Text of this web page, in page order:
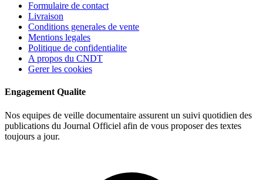
Formulaire de contact
Livraison
Conditions generales de vente
Mentions legales
Politique de confidentialite
A propos du CNDT
Gerer les cookies
Engagement Qualite
Nos equipes de veille documentaire assurent un suivi quotidien des
publications du Journal Officiel afin de vous proposer des textes
toujours a jour.